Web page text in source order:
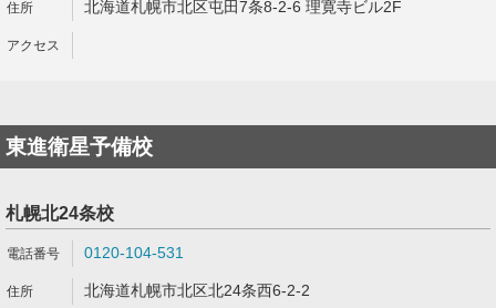
北海道札幌市北区屯田7条8-2-6 理寛寺ビル2F
東進衛星予備校
札幌北24条校
0120-104-531
北海道札幌市北区北24条西6-2-2